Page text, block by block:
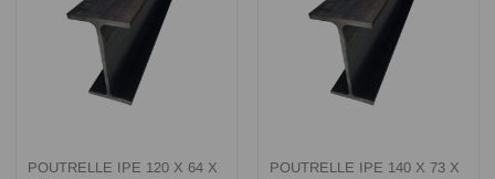
POUTRELLE IPE 120 X 64 X
POUTRELLE IPE 140 X 73 X